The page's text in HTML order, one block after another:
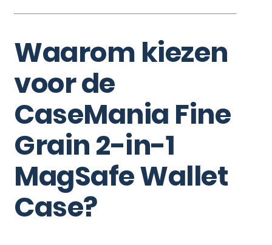
Waarom kiezen
voor de
CaseMania Fine
Grain 2-in-1
MagSafe Wallet
Case?